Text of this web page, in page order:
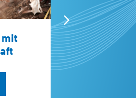
mit
Präzision